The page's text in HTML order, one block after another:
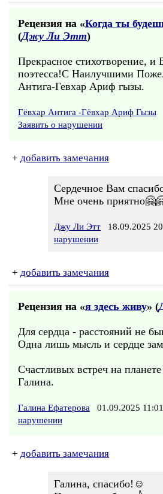
Рецензия на «Когда ты
(Джу Ли Этт)
Прекрасное стихотворение, и
поэтесса!С Наилучшими
Антига-Гевхар Ариф гызы.
Гёвхар Антига -Гёвхар Ариф Гызы
Заявить о нарушении
+ добавить замечания
Сердечное Вам
Мне очень
Джу Ли Этт 18.09.2025
нарушении
+ добавить замечания
Рецензия на «я здесь живу» (
Для сердца - расстояний не
Одна лишь мысль и сердце
Счастливых встреч на
Галина.
Галина Ефатерова 01.09.2025
нарушении
+ добавить замечания
Галина, спасибо!☺